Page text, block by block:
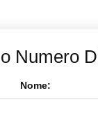
Numero
Nome: